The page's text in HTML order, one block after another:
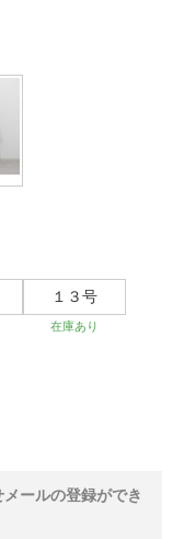
１３号
在庫あり
ールの登録ができ